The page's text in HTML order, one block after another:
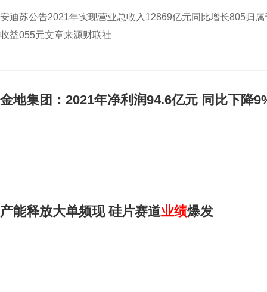
安迪苏公告2021年实现营业总收入12869亿元同比增长805归
收益055元文章来源财联社
金地集团：2021年净利润94.6亿元 同比下降
产能释放大单频现 硅片赛道业绩爆发